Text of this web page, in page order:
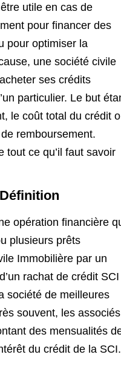
utile en cas de
pour financer des
pour optimiser la
une société civile
ses crédits
particulier. Le but
le coût total du crédit
remboursement.
tout ce qu’il faut savoir
opération financière
plusieurs prêts
Immobilière par un
rachat de crédit SCI
société de meilleures
souvent, les associés
des mensualités
du crédit de la SCI.